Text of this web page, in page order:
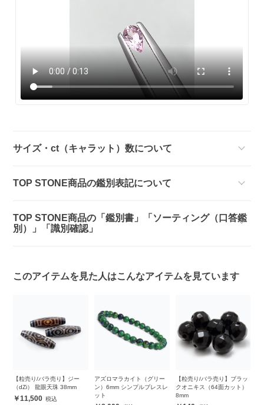
サイズ・ct（キャラット）数について
TOP STONE商品の鑑別表記について
TOP STONE商品の「鑑別書」「ソーティング（口答鑑
別）」「識別確認」
このアイテムを見た人はこんなアイテムを見ています
【粒売り/バラ売り】ジー
（dZi） 龍眼天珠 38mm
11,500
アズロマラカイト（グリー
ン）6mm シンプルブレスレ
ット
【粒売り/バラ売り】ブラッ
クオニキス（64面カット）
8mm